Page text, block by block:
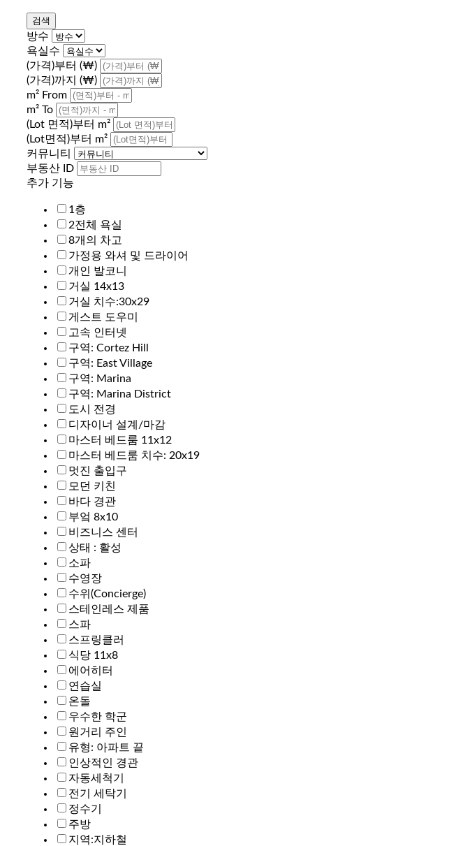
방수
욕실수
(가격)부터 (₩)
(가격)까지 (₩)
m² From
m² To
(Lot 면적)부터 m²
(Lot면적)부터 m²
커뮤니티
부동산 ID
추가 기능
1층
2전체 욕실
8개의 차고
가정용 와셔 및 드라이어
개인 발코니
거실 14x13
거실 치수:30x29
게스트 도우미
고속 인터넷
구역: Cortez Hill
구역: East Village
구역: Marina
구역: Marina District
도시 전경
디자이너 설계/마감
마스터 베드룸 11x12
마스터 베드룸 치수: 20x19
멋진 출입구
모던 키친
바다 경관
부엌 8x10
비즈니스 센터
상태 : 활성
소파
수영장
수위(Concierge)
스테인레스 제품
스파
스프링클러
식당 11x8
에어히터
연습실
온돌
우수한 학군
원거리 주인
유형: 아파트 끝
인상적인 경관
자동세척기
전기 세탁기
정수기
주방
지역:지하철